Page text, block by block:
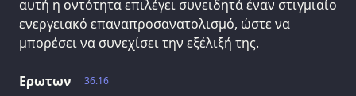
αυτή η οντότητα επιλέγει συνειδητά έναν στιγμιαίο
ενεργειακό επαναπροσανατολισμό, ώστε να
μπορέσει να συνεχίσει την εξέλιξή της.
36.16
Ερωτων